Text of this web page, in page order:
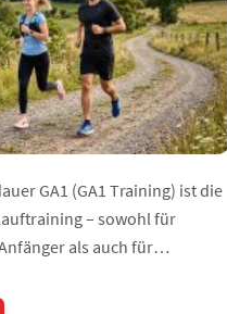
GA1 (GA1 Training) ist die
– sowohl für
als auch für…